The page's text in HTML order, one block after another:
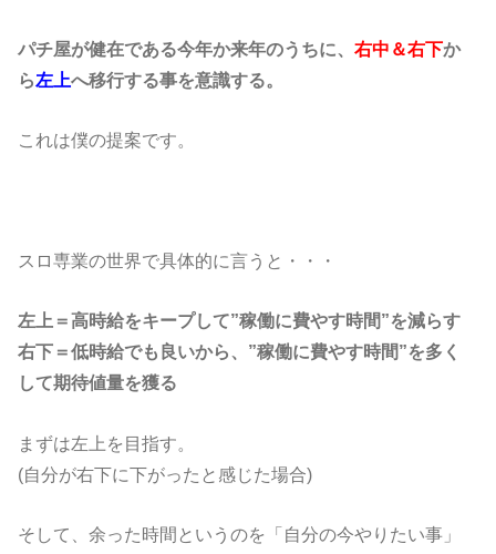
パチ屋が健在である今年か来年のうちに、右中＆右下か
ら左上へ移行する事を意識する。
これは僕の提案です。
スロ専業の世界で具体的に言うと・・・
左上＝高時給をキープして”稼働に費やす時間”を減らす
右下＝低時給でも良いから、”稼働に費やす時間”を多く
して期待値量を獲る
まずは左上を目指す。
(自分が右下に下がったと感じた場合)
そして、余った時間というのを「自分の今やりたい事」